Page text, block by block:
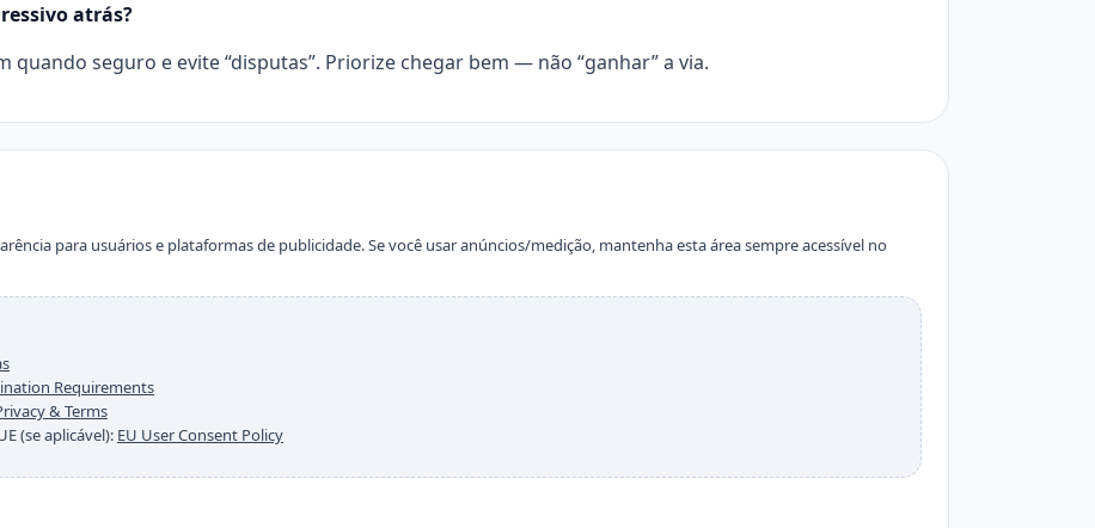
atrás?
quando seguro e evite “disputas”. Priorize chegar bem — não “ganhar” a via.
para usuários e plataformas de publicidade. Se você usar anúncios/medição, mantenha esta área sempre acessível no
Requirements
& Terms
(se aplicável): EU User Consent Policy